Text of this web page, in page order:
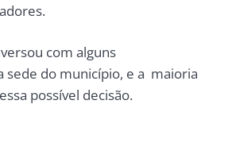
com alguns
sede do município, e a maioria
possível decisão.